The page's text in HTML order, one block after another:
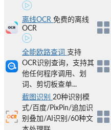
离线OCR 免费的离线
OCR
全能欧路查词 支持
OCR识别查询，支持其
他任何程序调用、划
词、剪切板查单...
截图识别 20种识别模
式/百度/PixPin/追加识
别叠加/AI识别/60种文